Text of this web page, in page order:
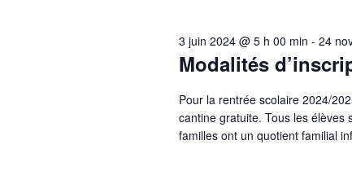
Modalités
3 juin 2024 @ 5 h 00 min - 24
Pour la rentrée scolaire 2024/
cantine gratuite. Tous les élèves
familles ont un quotient familial